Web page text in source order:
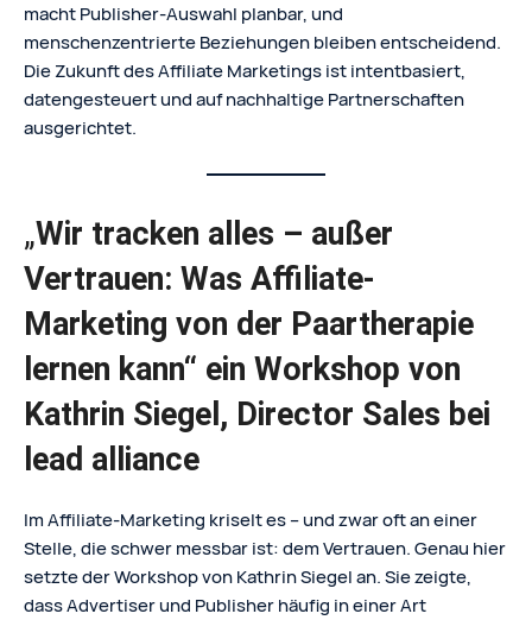
macht Publisher-Auswahl planbar, und
menschenzentrierte Beziehungen bleiben entscheidend.
Die Zukunft des Affiliate Marketings ist intentbasiert,
datengesteuert und auf nachhaltige Partnerschaften
ausgerichtet.
„Wir tracken alles – außer
Vertrauen: Was Affiliate-
Marketing von der Paartherapie
lernen kann“ ein Workshop von
Kathrin Siegel, Director Sales bei
lead alliance
Im Affiliate-Marketing kriselt es – und zwar oft an einer
Stelle, die schwer messbar ist: dem Vertrauen. Genau hier
setzte der Workshop von Kathrin Siegel an. Sie zeigte,
dass Advertiser und Publisher häufig in einer Art